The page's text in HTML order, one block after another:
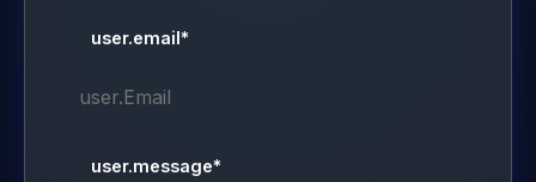
user.email*
user.message*